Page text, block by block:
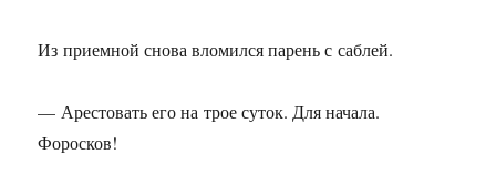
Из приемной снова вломился парень с саблей.
— Арестовать его на трое суток. Для начала.
Форосков!